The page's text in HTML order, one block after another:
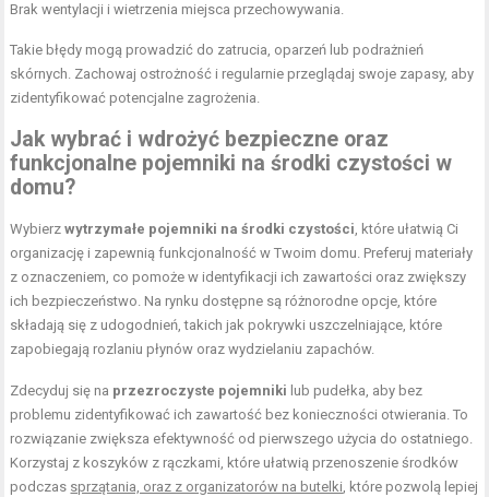
Brak wentylacji i wietrzenia miejsca przechowywania.
Takie błędy mogą prowadzić do zatrucia, oparzeń lub podrażnień
skórnych. Zachowaj ostrożność i regularnie przeglądaj swoje zapasy, aby
zidentyfikować potencjalne zagrożenia.
Jak wybrać i wdrożyć bezpieczne oraz
funkcjonalne pojemniki naśrodki czystości w
domu?
Wybierzwytrzymałe pojemniki na środki czystości, które ułatwią Ci
organizację i zapewnią funkcjonalność w Twoim domu. Preferuj materiały
z oznaczeniem, co pomoże w identyfikacji ich zawartości oraz zwiększy
ich bezpieczeństwo. Na rynku dostępne są różnorodne opcje, które
składają się z udogodnień, takich jak pokrywki uszczelniające, które
zapobiegają rozlaniu płynów oraz wydzielaniu zapachów.
Zdecyduj się na przezroczyste pojemniki lub pudełka, aby bez
problemu zidentyfikować ich zawartość bez konieczności otwierania. To
rozwiązanie zwiększa efektywność od pierwszego użycia do ostatniego.
Korzystaj z koszyków z rączkami, które ułatwią przenoszenie środków
podczas sprzątania, oraz z organizatorów na butelki, które pozwolą lepiej